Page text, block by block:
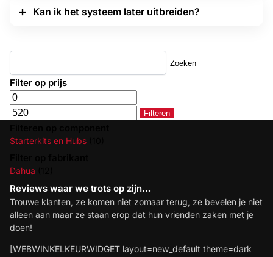
Kan ik het systeem later uitbreiden?
Zoeken
Filter op prijs
Filteren
Starterkits en Hubs
Dahua
Reviews waar we trots op zijn…
Trouwe klanten, ze komen niet zomaar terug, ze bevelen je niet
alleen aan maar ze staan erop dat hun vrienden zaken met je
doen!
[WEBWINKELKEURWIDGET layout=new_default theme=dark